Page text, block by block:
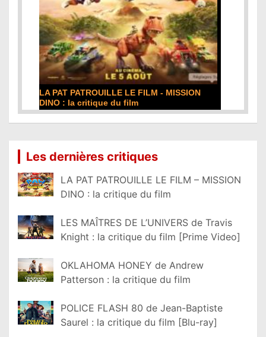
DE LA COMÉDIE-FRANÇAISE : la critique du
film
Les dernières critiques
LA PAT PATROUILLE LE FILM – MISSION
DINO : la critique du film
LES MAÎTRES DE L’UNIVERS de Travis
Knight : la critique du film [Prime Video]
OKLAHOMA HONEY de Andrew
Patterson : la critique du film
POLICE FLASH 80 de Jean-Baptiste
Saurel : la critique du film [Blu-ray]